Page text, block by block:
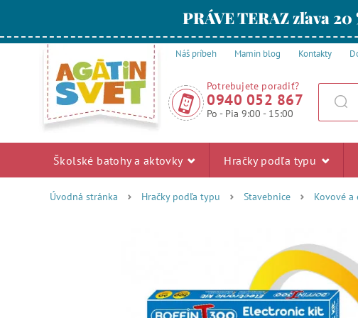
PRÁVE TERAZ zľava
Náš príbeh Mamin blog Kontakty
Potrebujete poradiť?
0940 052 867
Po - Pia 9:00 - 15:00
Školské batohy a aktovky Hračky podľa typu
Úvodná stránka Hračky podľa typu Stavebnice Kovové